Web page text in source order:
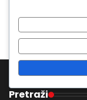
Pretraži